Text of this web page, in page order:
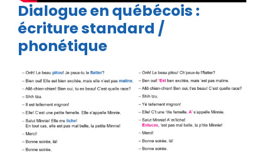
Dialogue en québécois :
écriture standard /
phonétique